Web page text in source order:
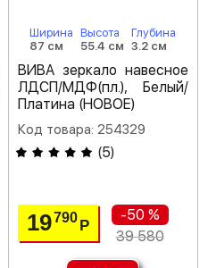
Ширина
87 см
Высота
55.4 см
Глубина
3.2 см
ВИВА зеркало навесное
ЛДСП/МДФ(пл.), Белый/
Платина (НОВОЕ)
Код товара: 254329
(5)
19790 Р
-50 %
39 580